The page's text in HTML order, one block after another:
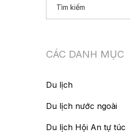
CÁC DANH MỤC
Du lịch
Du lịch nước ngoài
Du lịch Hội An tự túc